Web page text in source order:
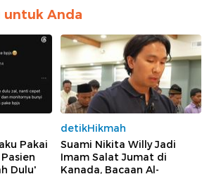
untuk Anda
Pakai
Dulu'
detikHikmah
Suami Nikita Willy Jadi
Imam Salat Jumat di
Kanada, Bacaan Al-